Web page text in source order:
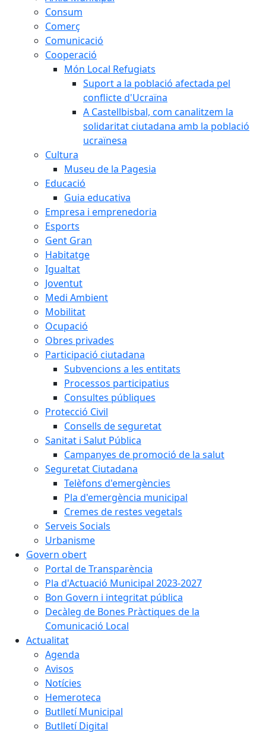
Consum
Comerç
Comunicació
Cooperació
Món Local Refugiats
Suport a la població afectada pel
conflicte d'Ucraïna
A Castellbisbal, com canalitzem la
solidaritat ciutadana amb la població
ucraïnesa
Cultura
Museu de la Pagesia
Educació
Guia educativa
Empresa i emprenedoria
Esports
Gent Gran
Habitatge
Igualtat
Joventut
Medi Ambient
Mobilitat
Ocupació
Obres privades
Participació ciutadana
Subvencions a les entitats
Processos participatius
Consultes públiques
Protecció Civil
Consells de seguretat
Sanitat i Salut Pública
Campanyes de promoció de la salut
Seguretat Ciutadana
Telèfons d'emergències
Pla d'emergència municipal
Cremes de restes vegetals
Serveis Socials
Urbanisme
Govern obert
Portal de Transparència
Pla d'Actuació Municipal 2023-2027
Bon Govern i integritat pública
Decàleg de Bones Pràctiques de la
Comunicació Local
Actualitat
Agenda
Avisos
Notícies
Hemeroteca
Butlletí Municipal
Butlletí Digital